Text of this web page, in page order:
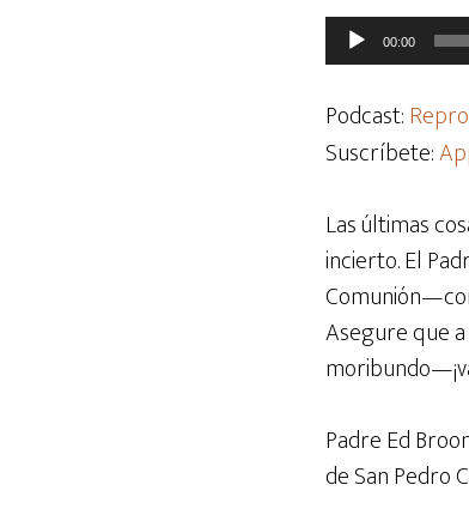
Reproductor
de
audio
00:00
Podcast:
Suscríbete:
Las últimas
incierto. El
Asegure que
Padre Ed
de San Pedro